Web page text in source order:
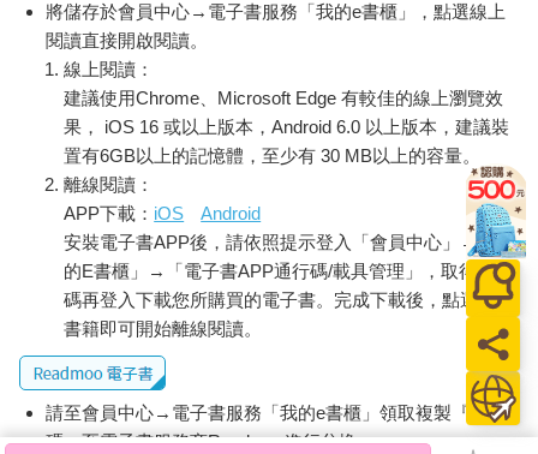
將儲存於會員中心→電子書服務「我的e書櫃」，點選線上
閱讀直接開啟閱讀。
線上閱讀：
建議使用Chrome、Microsoft Edge 有較佳的線上瀏覽效
果， iOS 16 或以上版本，Android 6.0 以上版本，建議裝
置有6GB以上的記憶體，至少有 30 MB以上的容量。
離線閱讀：
APP下載： iOS
Android
安裝電子書APP後，請依照提示登入「會員中心」→「我
的E書櫃」→「電子書APP通行碼/載具管理」，取得通行
碼再登入下載您所購買的電子書。完成下載後，點選任一
書籍即可開始離線閱讀。
請至會員中心→電子書服務「我的e書櫃」領取複製『兌換
碼』至電子書服務商Readmoo進行兌換。